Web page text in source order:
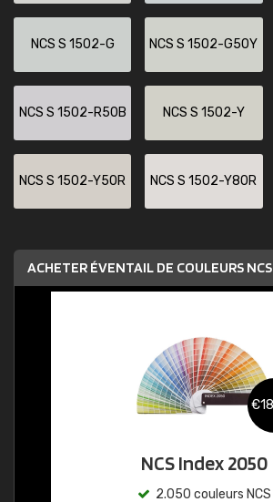
NCS S 1502-G NCS S 1502-G50Y
NCS S 1502-R50B NCS S 1502-Y
NCS S 1502-Y50R NCS S 1502-Y80R
ACHETER ÉVENTAIL DE COULEURS NCS
NCS Index 2050
2.050 couleurs NCS